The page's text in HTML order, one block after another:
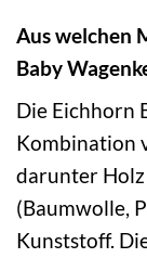
Aus welchen
Baby
Die Eichhorn
Kombination
darunter Holz
(Baumwolle,
Kunststoff.